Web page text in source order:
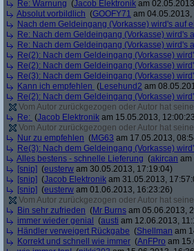
Re: Warnung (Jacob Elektronik am
Absolut vorbildlich (GOOFY71 am 04.05.2013,
Nach dem Geldeingang (Vorkasse) wird's auf
Re: Nach dem Geldeingang (Vorkasse) wird's
Re: Nach dem Geldeingang (Vorkasse) wird's
Re(2): Nach dem Geldeingang (Vorkasse)
Re(2): Nach dem Geldeingang (Vorkasse)
Re(3): Nach dem Geldeingang (Vorkasse)
Kann ich empfehlen (Lesehund2 am
Re(2): Nach dem Geldeingang (Vorkasse)
Vom Autor zurückgezogen oder Autor hat
Re: (Jacob Elektronik am 15.05.2013,
Vom Autor zurückgezogen oder Autor hat
Nur zu empfehlen (MG63 am 17.05.2013,
Re(3): Nach dem Geldeingang (Vorkasse)
Alles bestens - schnelle Lieferung (akircan am
[snip] (eusterw am 30.05.2013, 17:19:04)
[snip] (Jacob Elektronik am 31.05.2013,
[snip] (eusterw am 01.06.2013, 16:23:26)
Vom Autor zurückgezogen oder Autor hat
Bin sehr zufrieden (Mr Burns am 05.06.2013,
immer wieder genial
(austi am 12.06.2013,
Händler verweigert Rückgabe (Shellman am
Korrekt und schnell wie immer (AnFPro am